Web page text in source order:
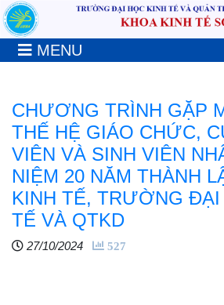
MENU
CHƯƠNG TRÌNH GẶP
THẾ HỆ GIÁO CHỨC,
VIÊN VÀ SINH VIÊN
NIỆM 20 NĂM THÀNH
KINH TẾ, TRƯỜNG ĐẠI
TẾ VÀ QTKD
27/10/2024 527